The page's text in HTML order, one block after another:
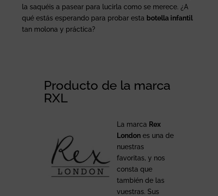
la saquéis a pasear para lucirla como se merece. ¿A
qué estás esperando para probar esta botella infantil
tan molona y práctica?
Producto de la marca
RXL
La marca Rex
Londones una de
nuestras
favoritas, y nos
consta que
también de las
vuestras. Sus